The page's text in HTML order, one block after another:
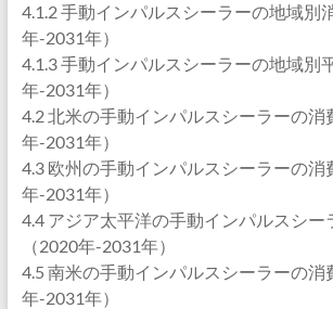
4.1.2 手動インパルスシーラーの地域別
年-2031年）
4.1.3 手動インパルスシーラーの地域別
年-2031年）
4.2 北米の手動インパルスシーラーの消
年-2031年）
4.3 欧州の手動インパルスシーラーの消
年-2031年）
4.4 アジア太平洋の手動インパルスシー
（2020年-2031年）
4.5 南米の手動インパルスシーラーの消
年-2031年）